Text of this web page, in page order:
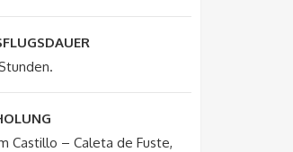
Castillo – Caleta de Fuste,